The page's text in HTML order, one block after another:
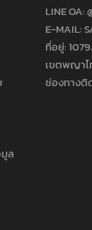
ล
LINE OA:
E-MAIL:
ที่อยู่:
เขตพญาไ
ช่องทางติ